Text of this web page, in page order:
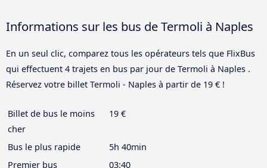
Informations sur les bus de Termoli à Naples
En un seul clic, comparez tous les opérateurs tels que FlixBus
qui effectuent 4 trajets en bus par jour de Termoli à Naples .
Réservez votre billet Termoli - Naples à partir de 19 € !
Billet de bus le moins
cher
19 €
Bus le plus rapide
5h 40min
Premier bus
03:40